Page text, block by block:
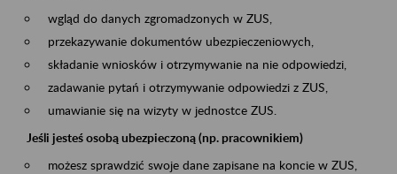
wgląd do danych zgromadzonych w ZUS,
przekazywanie dokumentów ubezpieczeniowych,
składanie wniosków i otrzymywanie na nie odpowiedzi,
zadawanie pytań i otrzymywanie odpowiedzi z ZUS,
umawianie się na wizyty w jednostce ZUS.
Jeśli jesteś osobą ubezpieczoną (np. pracownikiem)
możesz sprawdzić swoje dane zapisane na koncie w ZUS,